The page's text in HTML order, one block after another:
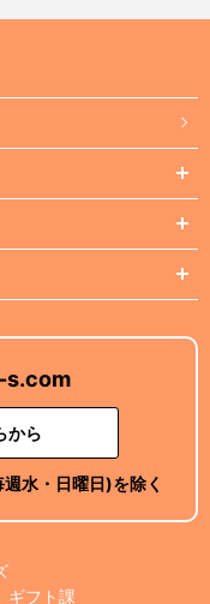
s.com
から
水・日曜日)を除く
ギフト課